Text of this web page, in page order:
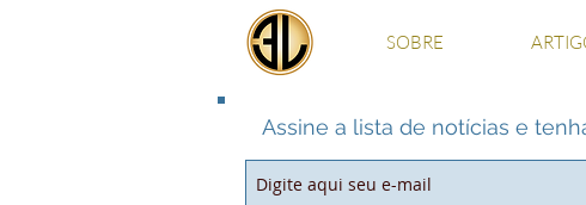
SOBRE
Assine a lista de notícias e